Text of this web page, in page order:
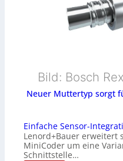
Bild: Bosch
Neuer Muttertyp sorgt
Einfache Sensor-
Lenord+Bauer erweitert
MiniCoder um eine
Schnittstelle…